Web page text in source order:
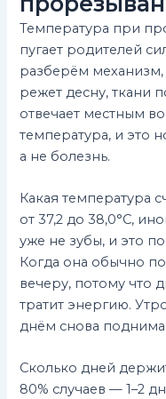
Температура при
пугает родителей
разберём механизм,
режет десну, ткани
отвечает местным
температура, и это
а не болезнь.
Какая температура
от 37,2 до 38,0°C,
уже не зубы, и это
Когда она обычно
вечеру, потому что
тратит энергию.
днём снова
Сколько дней
80% случаев — 1–2